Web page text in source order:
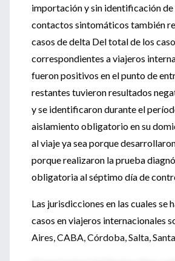
importación y sin identificación de
contactos sintomáticos también
casos de delta Del total de los
correspondientes a viajeros
fueron positivos en el punto de
restantes tuvieron resultados
y se identificaron durante el
aislamiento obligatorio en su
al viaje ya sea porque
porque realizaron la prueba
obligatoria al séptimo día de
Las jurisdicciones en las cuales se
casos en viajeros internacionales
Aires, CABA, Córdoba, Salta,